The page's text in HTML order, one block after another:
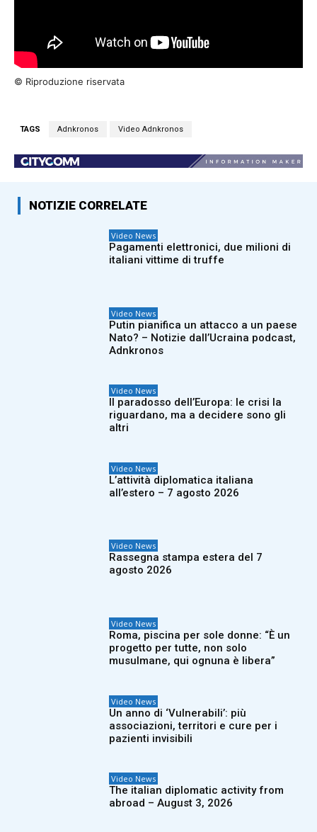
© Riproduzione riservata
TAGS Adnkronos Video Adnkronos
NOTIZIE CORRELATE
Video News
Pagamenti elettronici, due milioni di
italiani vittime di truffe
Video News
Putin pianifica un attacco a un paese
Nato? – Notizie dall’Ucraina podcast,
Adnkronos
Video News
Il paradosso dell’Europa: le crisi la
riguardano, ma a decidere sono gli
altri
Video News
L’attività diplomatica italiana
all’estero – 7 agosto 2026
Video News
Rassegna stampa estera del 7
agosto 2026
Video News
Roma, piscina per sole donne: “È un
progetto per tutte, non solo
musulmane, qui ognuna è libera”
Video News
Un anno di ‘Vulnerabili’: più
associazioni, territori e cure per i
pazienti invisibili
Video News
The italian diplomatic activity from
abroad – August 3, 2026